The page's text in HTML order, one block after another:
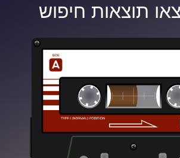
תוצאות חיפוש